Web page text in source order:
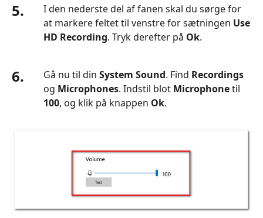
5.
I den nederste del af fanen skal du sørge for
at markere feltet til venstre for sætningen Use
HD Recording. Tryk derefter på Ok.
6. Gå nu til din System Sound. Find Recordings
og Microphones. Indstil blot Microphonetil
100, og klik på knappen Ok.